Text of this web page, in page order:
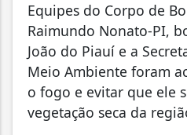
Equipes do Corpo de
Raimundo Nonato-PI,
João do Piauí e a
Meio Ambiente foram
o fogo e evitar que ele
vegetação seca da